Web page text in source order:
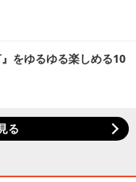
』をゆるゆる楽しめる10
る